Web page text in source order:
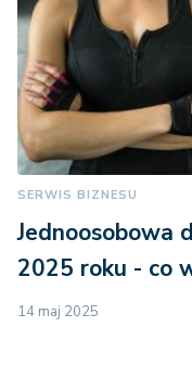
SERWIS BIZNESU
Jednoosobowa
2025 roku - co
14 maj 2025